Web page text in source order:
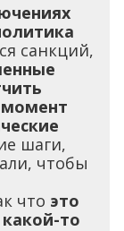
санкций,
момент
шаги,
чтобы
что это
то